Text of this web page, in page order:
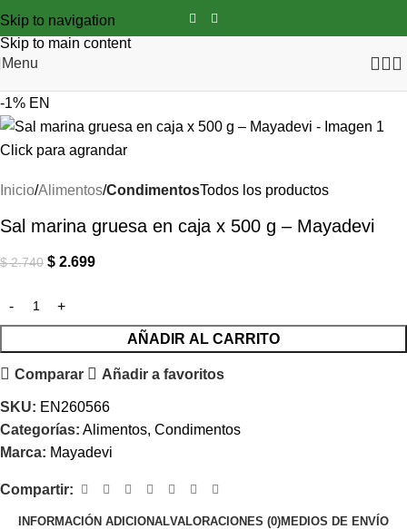
Skip to navigation
Skip to main content
Menu
-1% EN
Click para agrandar
Inicio Alimentos CondimentosTodos los productos
Sal marina gruesa en caja x 500 g – Mayadevi
$2.740 $ 2.699
AÑADIR AL CARRITO
Comparar Añadir a favoritos
SKU: EN260566
Categorías: Alimentos, Condimentos
Marca: Mayadevi
Compartir:
INFORMACIÓN ADICIONALVALORACIONES (0)MEDIOS DE ENVÍO